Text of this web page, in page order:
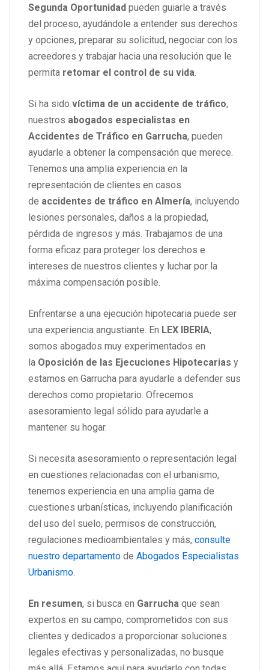
Segunda Oportunidad pueden guiarle a través
del proceso, ayudándole a entender sus derechos
y opciones, preparar su solicitud, negociar con los
acreedores y trabajar hacia una resolución que le
permita retomar el control de su vida
Si ha sido víctima de un accidente de tráfico,
nuestros abogados especialistas en
Accidentes de Tráfico en Garrucha, pueden
ayudarle a obtener la compensación que merece.
Tenemos una amplia experiencia en la
representación de clientes en casos
de accidentes de tráfico en Almería, incluyendo
lesiones personales, daños a la propiedad,
pérdida de ingresos y más. Trabajamos de una
forma eficaz para proteger los derechos e
intereses de nuestros clientes y luchar por la
máxima compensación posible.
Enfrentarse a una ejecución hipotecaria puede ser
una experiencia angustiante. En LEX IBERIA,
somos abogados muy experimentados en
la Oposición de las Ejecuciones Hipotecarias y
estamos en Garrucha para ayudarle a defender sus
derechos como propietario. Ofrecemos
asesoramiento legal sólido para ayudarle a
mantener su hogar.
Si necesita asesoramiento o representación legal
en cuestiones relacionadas con el urbanismo,
tenemos experiencia en una amplia gama de
cuestiones urbanísticas, incluyendo planificación
del uso del suelo, permisos de construcción,
regulaciones medioambientales y más, consulte
nuestro departamento de Abogados Especialistas
Urbanismo
En resumen, si busca en Garrucha que sean
expertos en su campo, comprometidos con sus
clientes y dedicados a proporcionar soluciones
legales efectivas y personalizadas, no busque